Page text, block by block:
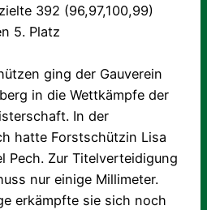
392 (96,97,100,99)
5. Platz
ging der Gauverein
in die Wettkämpfe der
In der
hatte Forstschützin Lisa
Pech. Zur Titelverteidigung
nur einige Millimeter.
erkämpfte sie sich noch